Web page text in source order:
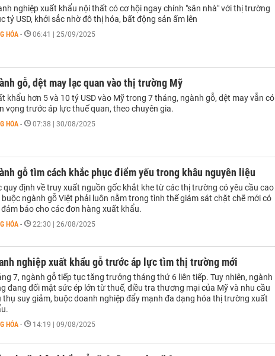
nghiệp xuất khẩu nội thất có cơ hội ngay chính "sân nhà" với thị trường
tỷ USD, khởi sắc nhờ đô thị hóa, bất động sản ấm lên
HÓA - 06:41 | 25/09/2025
gỗ, dệt may lạc quan vào thị trường Mỹ
khẩu hơn 5 và 10 tỷ USD vào Mỹ trong 7 tháng, ngành gỗ, dệt may vẫn có
vọng trước áp lực thuế quan, theo chuyên gia.
HÓA - 07:38 | 30/08/2025
gỗ tìm cách khắc phục điểm yếu trong khâu nguyên liệu
quy định về truy xuất nguồn gốc khắt khe từ các thị trường có yêu cầu cao
buộc ngành gỗ Việt phải luôn nằm trong tình thế giám sát chặt chẽ mới có
bảo cho các đơn hàng xuất khẩu.
HÓA - 22:30 | 26/08/2025
nghiệp xuất khẩu gỗ trước áp lực tìm thị trường mới
7, ngành gỗ tiếp tục tăng trưởng tháng thứ 6 liên tiếp. Tuy nhiên, ngành
đang đối mặt sức ép lớn từ thuế, điều tra thương mại của Mỹ và nhu cầu
thụ suy giảm, buộc doanh nghiệp đẩy mạnh đa dạng hóa thị trường xuất
HÓA - 14:19 | 09/08/2025